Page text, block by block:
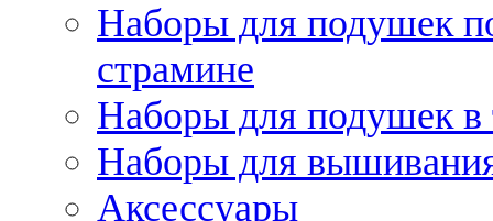
Наборы для подушек
страмине
Наборы для подушек в
Наборы для
Аксессуары